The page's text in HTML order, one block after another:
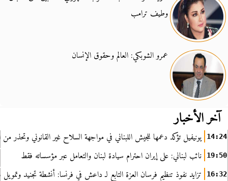
وطيف ترامب
عمرو الشوبكي: العالم وحقوق الإنسان
آخر الأخبار
14:24 يونيفيل تؤكد دعمها للجيش اللبناني في مواجهة السلاح غير القانوني وتحذر من
19:50 نائب لبناني: على إيران احترام سيادة لبنان والتعامل عبر مؤسساته فقط
16:32 تزايد نفوذ تنظيم فرسان العزة التابع لـ داعش في فرنسا: أنشطة تجنيد